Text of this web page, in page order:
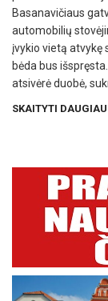
Basanavičiaus
automobilių
įvykio vietą atvykę
bėda bus
atsivėrė duobė,
SKAITYTI DAUGIAU